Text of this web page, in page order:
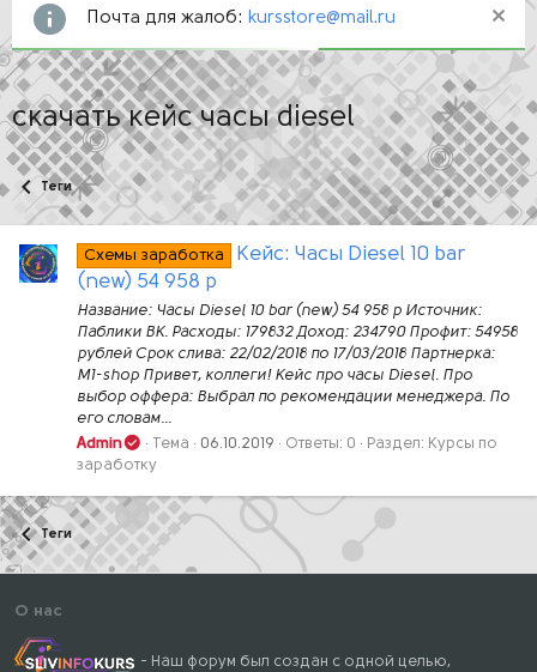
Почта для жалоб: kursstore@mail.ru
скачать кейс часы diesel
Теги
Схемы заработка
Кейс: Часы Diesel 10 bar
(new) 54 958 р
Название: Часы Diesel 10 bar (new) 54 958 р Источник:
Паблики ВК. Расходы: 179832 Доход: 234790 Профит: 54958
рублей Срок слива: 22/02/2018 по 17/03/2018 Партнерка:
M1-shop Привет, коллеги! Кейс про часы Diesel. Про
выбор оффера: Выбрал по рекомендации менеджера. По
его словам...
Admin
Тема 06.10.2019 Ответы: 0 Раздел: Курсы по
заработку
Теги
О нас
- Наш форум был создан с одной целью,